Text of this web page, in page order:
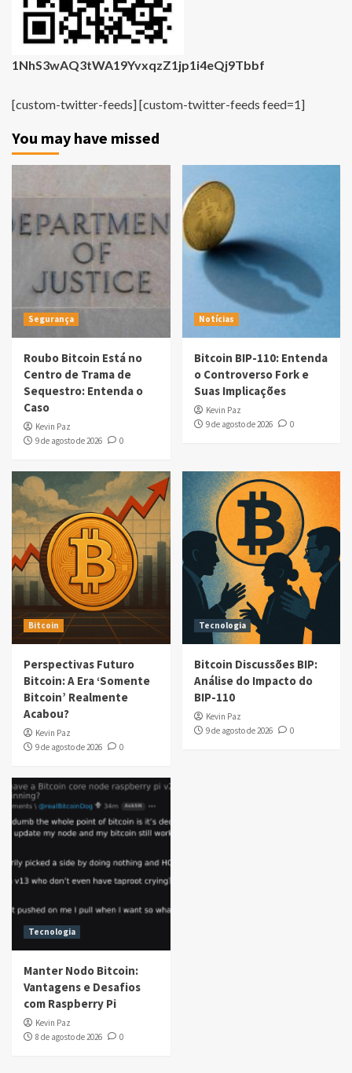
1NhS3wAQ3tWA19YvxqzZ1jp1i4eQj9Tbbf
[custom-twitter-feeds] [custom-twitter-feeds feed=1]
You may have missed
Segurança
Roubo Bitcoin Está no
Centro de Trama de
Sequestro: Entenda o
Caso
Kevin Paz
9 de agosto de 2026
0
Notícias
Bitcoin BIP-110: Entenda
o Controverso Fork e
Suas Implicações
Kevin Paz
9 de agosto de 2026
0
Bitcoin
Perspectivas Futuro
Bitcoin: A Era ‘Somente
Bitcoin’ Realmente
Acabou?
Kevin Paz
9 de agosto de 2026
0
Tecnologia
Bitcoin Discussões BIP:
Análise do Impacto do
BIP-110
Kevin Paz
9 de agosto de 2026
0
Tecnologia
Manter Nodo Bitcoin:
Vantagens e Desafios
com Raspberry Pi
Kevin Paz
8 de agosto de 2026
0